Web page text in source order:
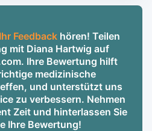
Ihr Feedbackhören! Teilen
mit Diana Hartwig auf
Ihre Bewertung hilft
medizinische
und unterstützt uns
zu verbessern. Nehmen
Zeit und hinterlassen Sie
Ihre Bewertung!